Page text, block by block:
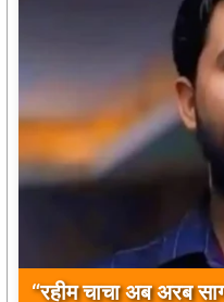
“रहीम चाचा अब अरब